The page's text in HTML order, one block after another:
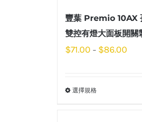
豐葉 Premio 10AX
雙控有燈大面板開關
$71.00 – $86.00
選擇規格